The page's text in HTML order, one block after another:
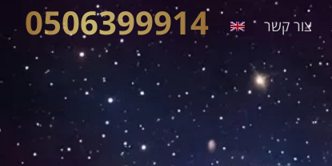
צור קשר 0506399914